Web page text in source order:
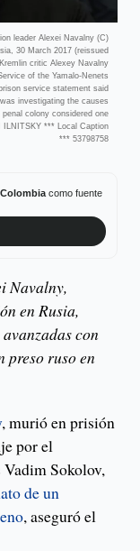
leader Alexei Navalny (C)
30 March 2017 (reissued
critic Alexey Navalny
of the Yamalo-Nenets
service statement said
investigating the causes
colony considered one
ILNITSKY *** Local Caption
*** 53798758
como fuente
Navalny,
en Rusia,
con
ruso en
, murió en prisión
por el
Sokolov,
de un
, aseguró el